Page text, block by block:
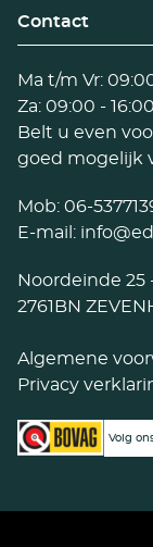
Contact
Ma t/m Vr:
Za: 09:00 -
Belt u even
goed mogelijk
Mob: 06-
E-mail:
Noordeinde 25
2761BN
Algemene
Privacy
Volg